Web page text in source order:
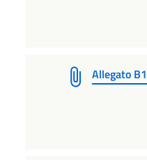
Allegato B1